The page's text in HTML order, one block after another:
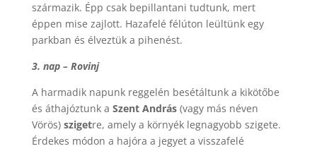
származik. Épp csak bepillantani tudtunk, mert
éppen mise zajlott. Hazafelé félúton leültünk egy
parkban és élveztük a pihenést.
3. nap – Rovinj
A harmadik napunk reggelén besétáltunk a kikötőbe
és áthajóztunk a Szent András(vagy más néven
Vörös) szigetre, amely a környék legnagyobb szigete.
Érdekes módon a hajóra a jegyet a visszafelé